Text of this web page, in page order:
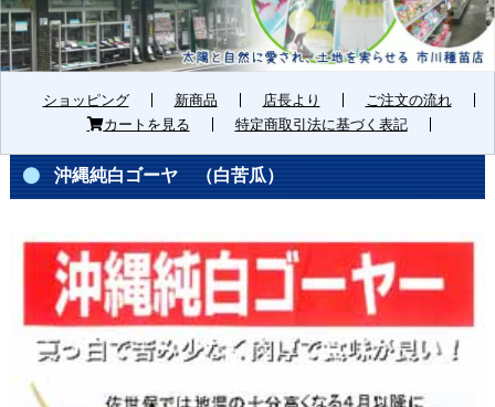
ショッピング 新商品 店長より
ご注文の流れ
カートを見る
特定商取引法に基づく表記
沖縄純白ゴーヤ （白苦瓜）